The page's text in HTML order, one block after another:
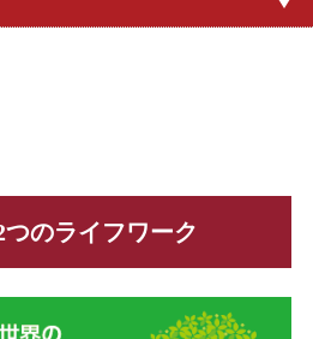
つのライフワーク